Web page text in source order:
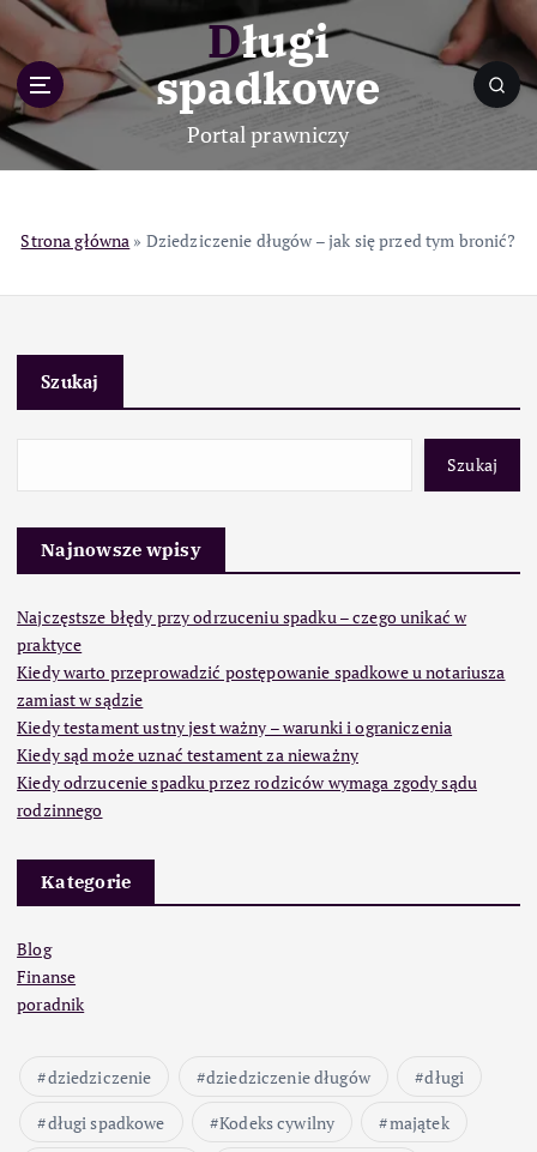
p
o
c
Długi
spadkowe
Portal prawniczy
Strona główna » Dziedziczenie długów – jak się przed tym bronić?
Szukaj
Szukaj
Najnowsze wpisy
Najczęstsze błędy przy odrzuceniu spadku – czego unikać w
praktyce
Kiedy warto przeprowadzić postępowanie spadkowe u notariusza
zamiast w sądzie
Kiedy testament ustny jest ważny – warunki i ograniczenia
Kiedy sąd może uznać testament za nieważny
Kiedy odrzucenie spadku przez rodziców wymaga zgody sądu
rodzinnego
Kategorie
Blog
Finanse
poradnik
dziedziczenie dziedziczenie długów
długi
długi spadkowe
Kodeks cywilny
majątek